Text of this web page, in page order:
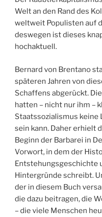
Welt an den Rand des
weltweit Populisten auf
deswegen ist dieses
hochaktuell.
Bernard von Brentano
späteren Jahren von
Schaffens abgerückt.
hatten – nicht nur ihm –
Staatssozialismus
sein kann. Daher erhielt
Beginn der Barbarei in
Vorwort, in dem der
Entstehungsgeschichte
Hintergründe schreibt.
der in diesem Buch
die dazu beitragen, die
– die viele Menschen